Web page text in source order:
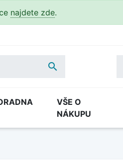
najdete zde.

VŠE O
NÁKUPU